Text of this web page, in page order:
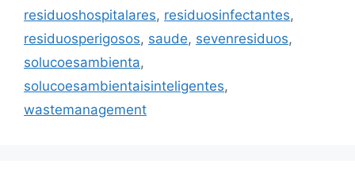
residuoshospitalares, residuosinfectantes,
residuosperigosos, saude, sevenresiduos,
solucoesambienta,
solucoesambientaisinteligentes,
wastemanagement